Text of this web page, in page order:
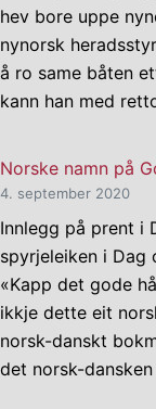
hev bore uppe
nynorsk
å ro same båten
kann han med
Norske namn på
4. september 2020
Innlegg på prent i
spyrjeleiken i Dag
«Kapp det gode
ikkje dette eit
norsk-danskt
det norsk-